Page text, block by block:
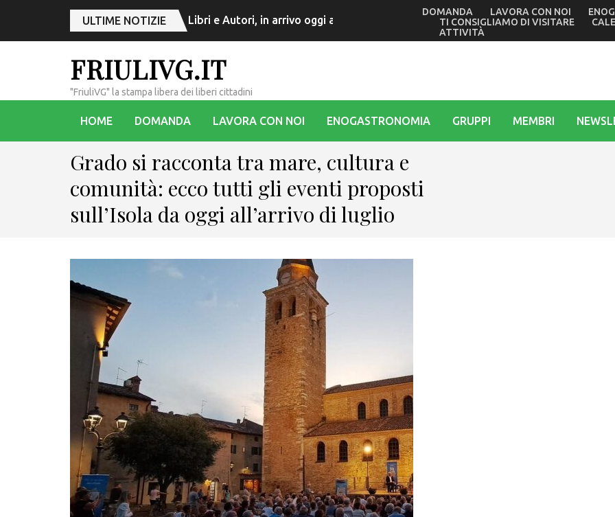
ULTIME NOTIZIE Libri e Autori, in arrivo oggi a Grado l’ultimo giallo di Tullio Avoledo. Verso il gran
DOMANDA LAVORA CON NOI
TI CONSIGLIAMO DI VISITARE
ATTIVITÀ
FRIULIVG.IT
"FriuliVG" la stampa libera dei liberi cittadini
HOME DOMANDA LAVORA CON NOI ENOGASTRONOMIA GRUPPI MEMBRI
Grado si racconta tra mare, cultura e
comunità: ecco tutti gli eventi proposti
sull’Isola da oggi all’arrivo di luglio